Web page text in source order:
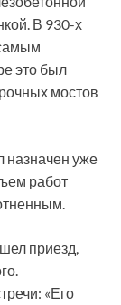
В 930-х
это был
мостов
назначен уже
работ
приезд,
«Его